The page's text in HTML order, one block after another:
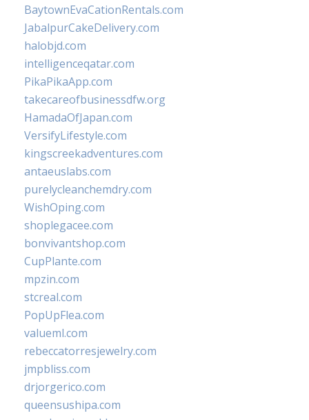
BaytownEvaCationRentals.com
JabalpurCakeDelivery.com
halobjd.com
intelligenceqatar.com
PikaPikaApp.com
takecareofbusinessdfw.org
HamadaOfJapan.com
VersifyLifestyle.com
kingscreekadventures.com
antaeuslabs.com
purelycleanchemdry.com
WishOping.com
shoplegacee.com
bonvivantshop.com
CupPlante.com
mpzin.com
stcreal.com
PopUpFlea.com
valueml.com
rebeccatorresjewelry.com
jmpbliss.com
drjorgerico.com
queensushipa.com